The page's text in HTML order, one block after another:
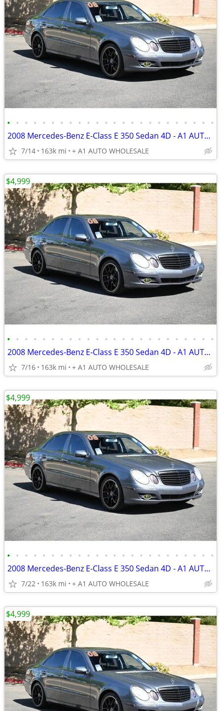
• • • • • • • • • • • • • • • • • • • • • • • •
2008 Mercedes-Benz E-Class E 350 Sedan 4D - A1 AUTO WHOLESALE
7/14 163k mi + A1 AUTO WHOLESALE
• • • • • • • • • • • • • • • • • • • • • • • •
2008 Mercedes-Benz E-Class E 350 Sedan 4D - A1 AUTO WHOLESALE
7/16 163k mi + A1 AUTO WHOLESALE
$4,999
• • • • • • • • • • • • • • • • • • • • • • • •
2008 Mercedes-Benz E-Class E 350 Sedan 4D - A1 AUTO WHOLESALE
7/22 163k mi + A1 AUTO WHOLESALE
$4,999
$4,999